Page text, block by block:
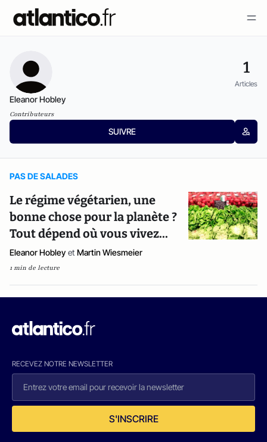
1
Articles
Eleanor Hobley
Contributeurs
SUIVRE
PAS DE SALADES
Le régime végétarien, une
bonne chose pour la planète ?
Tout dépend où vous vivez...
Eleanor Hobley et Martin Wiesmeier
1 min de lecture
RECEVEZ NOTRE NEWSLETTER
S'INSCRIRE